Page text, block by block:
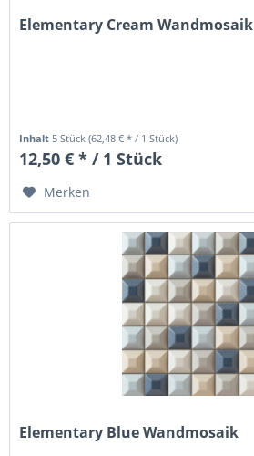
Elementary Cream Wandmosaik
Inhalt 5 Stück(62,48 € * / 1 Stück)
12,50 € * / 1 Stück
Merken
Elementary Blue Wandmosaik